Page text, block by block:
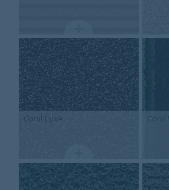
Coral Luxe Coral